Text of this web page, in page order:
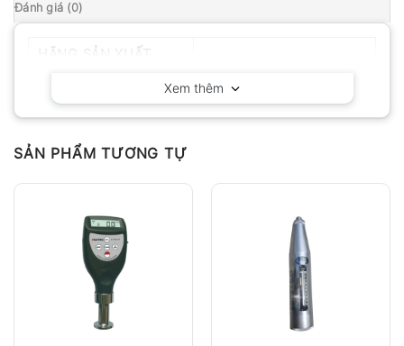
Đánh giá (0)
Xem thêm
SẢN PHẨM TƯƠNG TỰ